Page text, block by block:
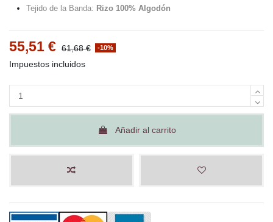
Tejido de la Banda: Rizo 100% Algodón
55,51 € 61,68 € -10%
Impuestos incluidos
Añadir al carrito